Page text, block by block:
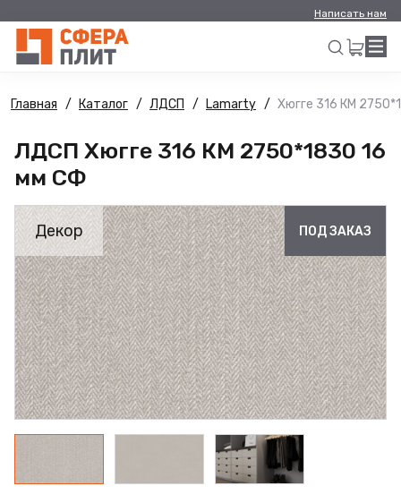
Написать нам
Искать
Главная Каталог ЛДСП Lamarty Хюгге 316 КМ
ЛДСП Хюгге 316 КМ 2750*1830 16
мм СФ
Декор ПОД ЗАКАЗ